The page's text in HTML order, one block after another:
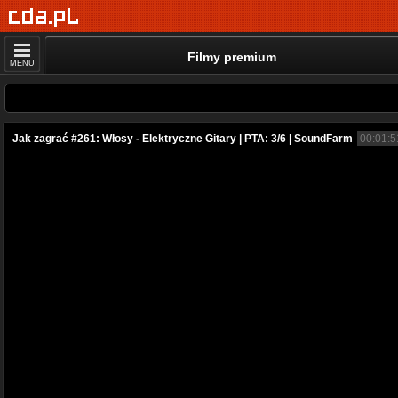
MENU Filmy premium
Jak zagrać #261: Włosy - Elektryczne Gitary | PTA: 3/6 | SoundFarm